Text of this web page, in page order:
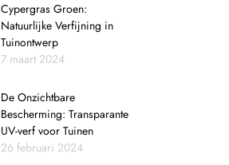
Cypergras Groen:
Natuurlijke Verfijning in
Tuinontwerp
7 maart 2024
De Onzichtbare
Bescherming: Transparante
UV-verf voor Tuinen
26 februari 2024